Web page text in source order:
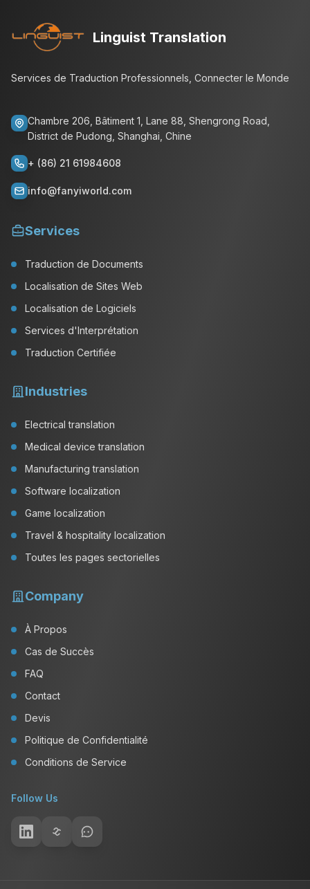
Linguist Translation
Services de Traduction Professionnels, Connecter le Monde
Chambre 206, Bâtiment 1, Lane 88, Shengrong Road,
District de Pudong, Shanghai, Chine
+ (86) 21 61984608
info@fanyiworld.com
Services
Traduction de Documents
Localisation de Sites Web
Localisation de Logiciels
Services d'Interprétation
Traduction Certifiée
Industries
Electrical translation
Medical device translation
Manufacturing translation
Software localization
Game localization
Travel & hospitality localization
Toutes les pages sectorielles
Company
À Propos
Cas de Succès
FAQ
Contact
Devis
Politique de Confidentialité
Conditions de Service
Follow Us